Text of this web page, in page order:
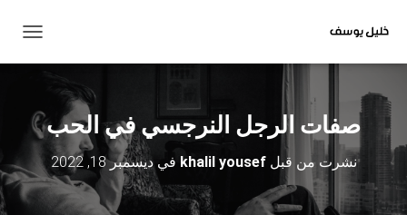
ب
ل
ا
ت
ن
ق
صفات الرجل النرجسي في الحب
نشرت من قبلkhalil yousef فيديسمبر 18, 2022